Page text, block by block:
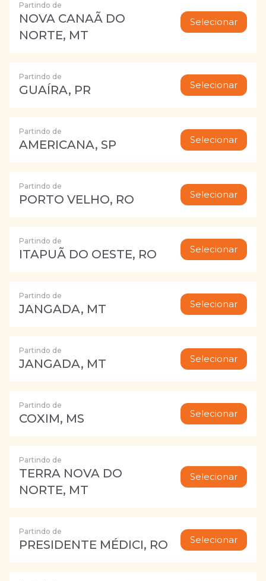
Partindo de
NOVA CANAÃ DO
NORTE, MT
Selecionar
Partindo de
GUAÍRA, PR Selecionar
Partindo de
AMERICANA, SP Selecionar
Partindo de
PORTO VELHO, RO Selecionar
Partindo de
ITAPUÃ DO OESTE, RO Selecionar
Partindo de
JANGADA, MT Selecionar
Partindo de
JANGADA, MT Selecionar
Partindo de
COXIM, MS Selecionar
Partindo de
TERRA NOVA DO
NORTE, MT
Selecionar
Partindo de
PRESIDENTE MÉDICI, RO Selecionar